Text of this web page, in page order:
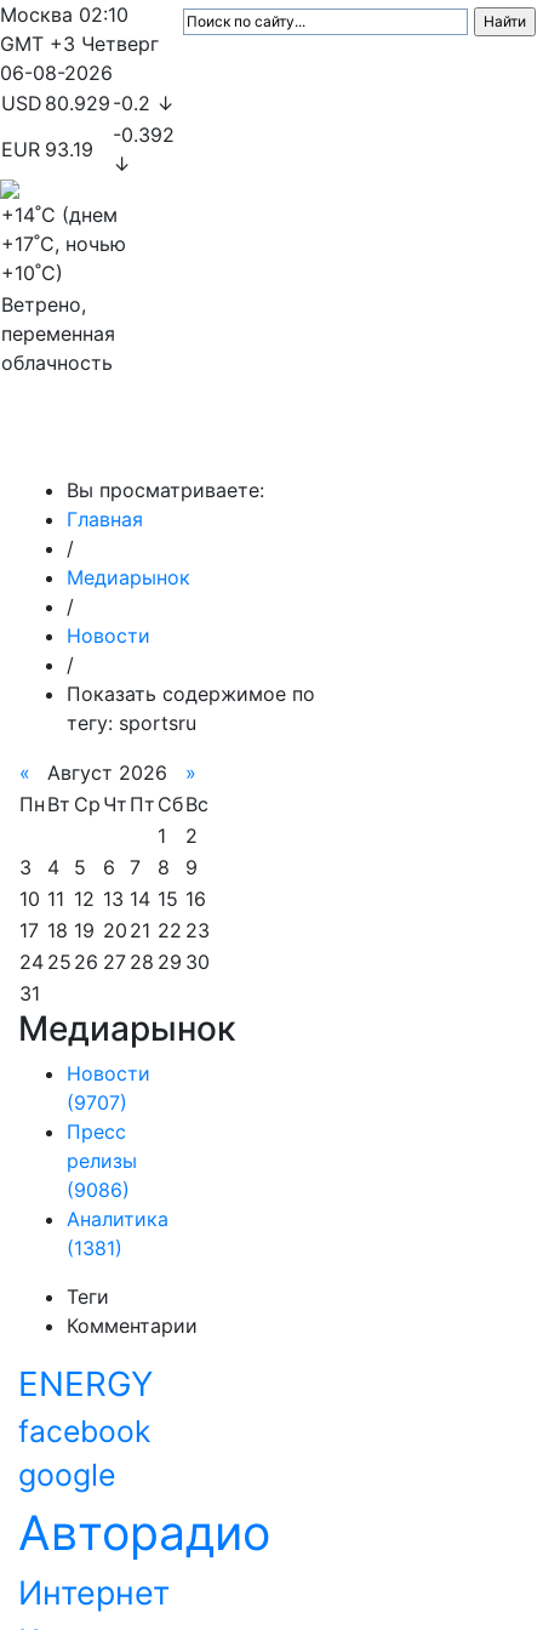
Москва 02:10
GMT +3 Четверг
06-08-2026
USD 80.929 -0.2 ↓
EUR 93.19
-0.392
↓
+14˚C (днем
+17˚C, ночью
+10˚C)
Ветрено,
переменная
облачность
Вы просматриваете:
Главная
/
Медиарынок
/
Новости
/
Показать содержимое по
тегу: sportsru
« Август 2026
»
Пн Вт Ср Чт Пт СбВс
1
2
3
4 5 6 7 8
9
10 11 12 13 14 15 16
17 18 19 20 21 22 23
24 25 26 27 28 29 30
31
Медиарынок
Новости
(9707)
Пресс
релизы
(9086)
Аналитика
(1381)
Теги
Комментарии
ENERGY
facebook
google
Авторадио
Интернет